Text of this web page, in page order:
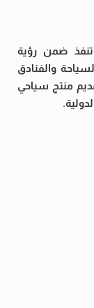
ضمن رؤية
والفنادق
منتج سياحي